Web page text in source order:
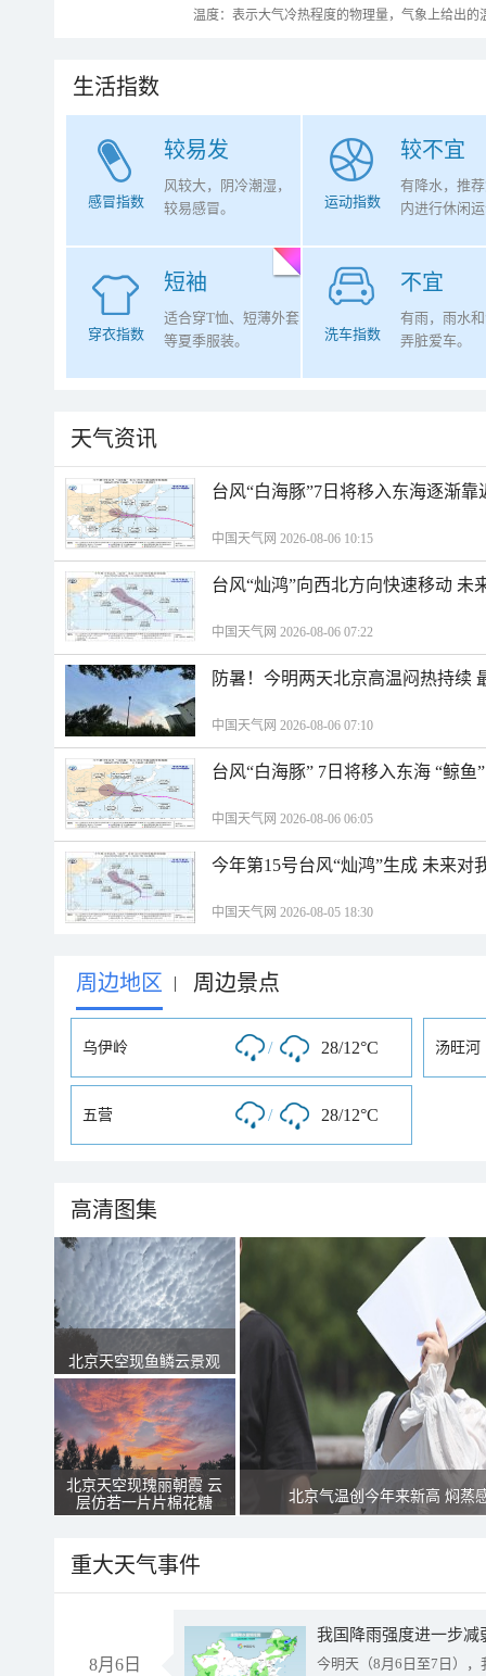
温度：表示大气冷热程度的物理量，气象上给出
生活指数
较易发
感冒指数
风较大，阴冷潮湿，
较易感冒。
较不宜
运动指数
有降水，推
内进行休闲
短袖
穿衣指数
适合穿T恤、短薄外套
等夏季服装。
不宜
洗车指数
有雨，雨水
弄脏爱车。
天气资讯
台风“白海豚”7日将移入东海逐渐
中国天气网 2026-08-06 10:15
台风“灿鸿”向西北方向快速移动 未
中国天气网 2026-08-06 07:22
防暑！今明两天北京高温闷热持续
中国天气网 2026-08-06 07:10
台风“白海豚” 7日将移入东海 “鲸
中国天气网 2026-08-06 06:05
今年第15号台风“灿鸿”生成 未来对
中国天气网 2026-08-05 18:30
周边地区 | 周边景点
乌伊岭 / 28/12°C 汤旺河
五营 / 28/12°C
高清图集
北京天空现鱼鳞云景观
北京天空现瑰丽朝霞 云
层仿若一片片棉花糖
北京气温创今年来新高 焖蒸
重大天气事件
8月6日 今明天（8月6日至7日）